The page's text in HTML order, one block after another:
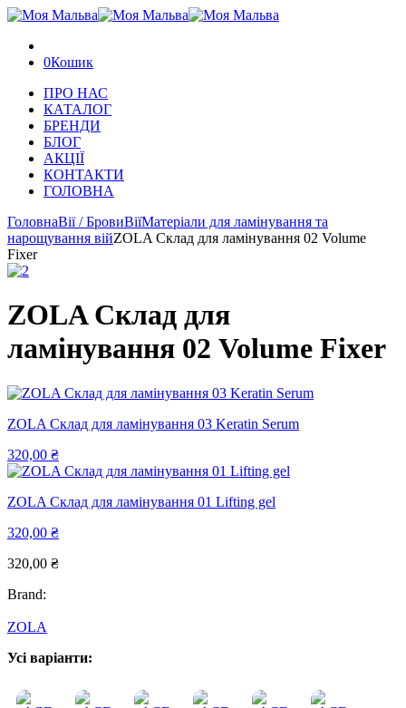
0Кошик
ПРО НАС
КАТАЛОГ
БРЕНДИ
БЛОГ
АКЦІЇ
КОНТАКТИ
ГОЛОВНА
ГоловнаВії / БровиВіїМатеріали для ламінування та
нарощування війZOLA Склад для ламінування 02 Volume
Fixer
ZOLA Склад для
ламінування 02 Volume Fixer
ZOLA Склад для ламінування 03 Keratin Serum
320,00 ₴
ZOLA Склад для ламінування 01 Lifting gel
320,00 ₴
320,00 ₴
Brand:
ZOLA
Усі варіанти: